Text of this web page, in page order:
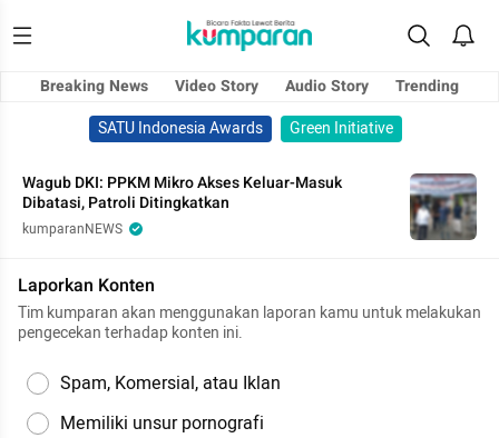
Breaking News Video Story Audio Story
Trending
SATU Indonesia Awards
Green Initiative
Wagub DKI: PPKM Mikro Akses Keluar-Masuk
Dibatasi, Patroli Ditingkatkan
kumparanNEWS
Laporkan Konten
Tim kumparan akan menggunakan laporan kamu untuk melakukan
pengecekan terhadap konten ini.
Spam, Komersial, atau Iklan
Memiliki unsur pornografi